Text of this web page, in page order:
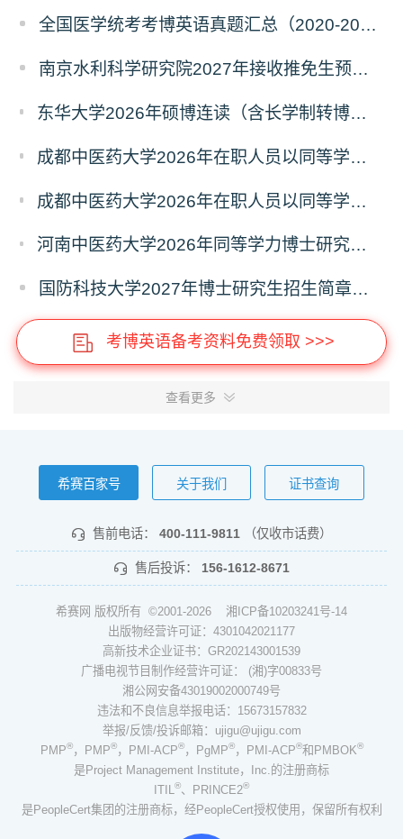
全国医学统考考博英语真题汇总（2020-2026年）
南京水利科学研究院2027年接收推免生预报名公告
东华大学2026年硕博连读（含长学制转博）博士研究生拟录取名单公示
成都中医药大学2026年在职人员以同等学力申请中西医结合博士学术学位招生章程
成都中医药大学2026年在职人员以同等学力申请中医博士专业学位招生章程
河南中医药大学2026年同等学力博士研究生招生拟进入复试人员名单公示
国防科技大学2027年博士研究生招生简章（预发版）
考博英语备考资料免费领取 >>>
查看更多
希赛百家号 关于我们 证书查询
售前电话： 400-111-9811 （仅收市话费）
售后投诉： 156-1612-8671
希赛网 版权所有 ©2001-2026 湘ICP备10203241号-14
出版物经营许可证：4301042021177
高新技术企业证书：GR202143001539
广播电视节目制作经营许可证： (湘)字00833号
湘公网安备43019002000749号
违法和不良信息举报电话：15673157832
举报/反馈/投诉邮箱：ujigu@ujigu.com
PMP®，PMP®，PMI-ACP®，PgMP®，PMI-ACP®和PMBOK®
是Project Management Institute，Inc.的注册商标
ITIL ®、PRINCE2®
是PeopleCert集团的注册商标，经PeopleCert授权使用，保留所有权利